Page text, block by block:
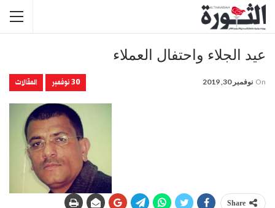
عيد الجلاء واحتفال العملاء
30 نوفمبر المقالات On نوفمبر 30, 2019
Share